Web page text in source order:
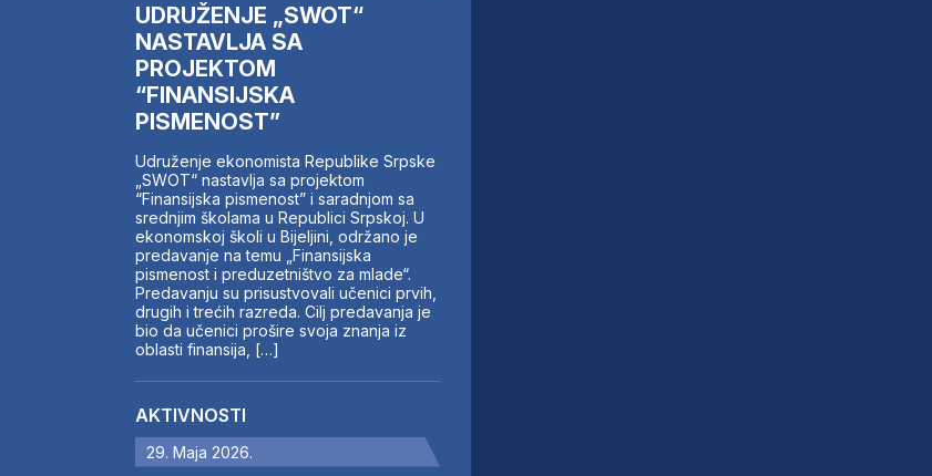
UDRUŽENJE „SWOT“
NASTAVLJA SA
PROJEKTOM
“FINANSIJSKA
PISMENOST”
Udruženje ekonomista Republike Srpske
„SWOT“ nastavlja sa projektom
“Finansijska pismenost” i saradnjom sa
srednjim školama u Republici Srpskoj. U
ekonomskoj školi u Bijeljini, održano je
predavanje na temu „Finansijska
pismenost i preduzetništvo za mlade“.
Predavanju su prisustvovali učenici prvih,
drugih i trećih razreda. Cilj predavanja je
bio da učenici prošire svoja znanja iz
oblasti finansija, […]
AKTIVNOSTI
29. Maja 2026.